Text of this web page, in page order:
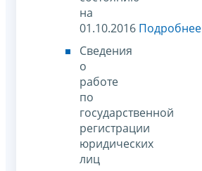
на
01.10.2016 Подробнее
Сведения
о
работе
по
государственной
регистрации
юридических
лиц